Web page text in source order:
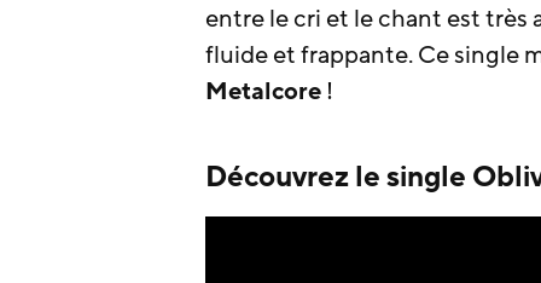
entre le cri et le chant est
fluide et frappante. Ce single
Metalcore!
Découvrez le single